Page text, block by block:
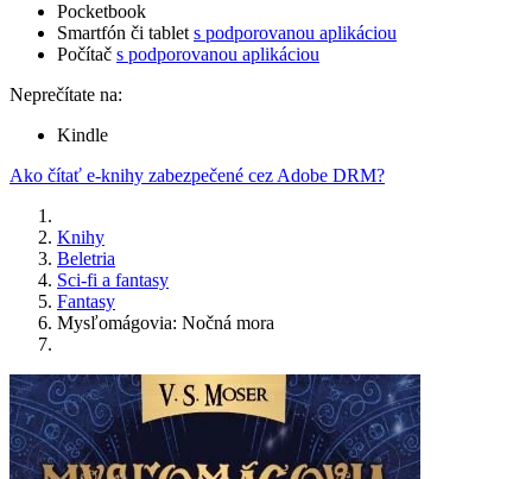
Pocketbook
Smartfón či tablet s podporovanou aplikáciou
Počítač s podporovanou aplikáciou
Neprečítate na:
Kindle
Ako čítať e-knihy zabezpečené cez Adobe DRM?
Knihy
Beletria
Sci-fi a fantasy
Fantasy
Mysľomágovia: Nočná mora